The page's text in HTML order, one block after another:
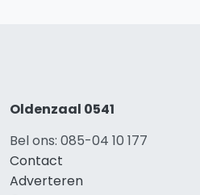
Oldenzaal 0541
Bel ons: 085-04 10 177
Contact
Adverteren